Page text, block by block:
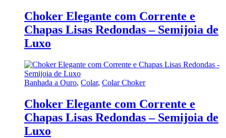
Choker Elegante com Corrente e
Chapas Lisas Redondas – Semijoia de
Luxo
Banhada a Ouro, Colar, Colar Choker
Choker Elegante com Corrente e
Chapas Lisas Redondas – Semijoia de
Luxo